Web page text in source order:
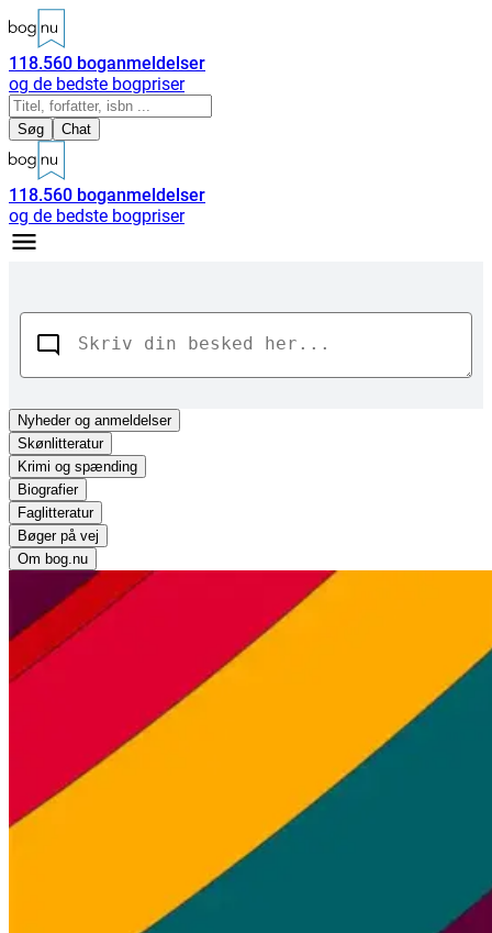
118.560 boganmeldelser
og de bedste bogpriser
Søg Chat
118.560 boganmeldelser
og de bedste bogpriser
Nyhederog anmeldelser
Skønlitteratur
Krimi og spænding
Biografier
Faglitteratur
Bøger på vej
Om bog.nu